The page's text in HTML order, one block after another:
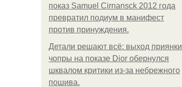
показ Samuel Cirnansck 2012 года
превратил подиум в манифест
против принуждения.
Детали решают всё: выход приянки
чопры на показе Dior обернулся
шквалом критики из-за небрежного
пошива.